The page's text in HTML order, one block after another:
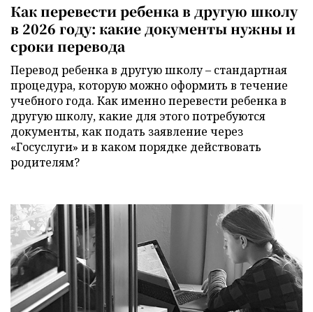
Как перевести ребенка в другую школу
в 2026 году: какие документы нужны и
сроки перевода
Перевод ребенка в другую школу – стандартная
процедура, которую можно оформить в течение
учебного года. Как именно перевести ребенка в
другую школу, какие для этого потребуются
документы, как подать заявление через
«Госуслуги» и в каком порядке действовать
родителям?